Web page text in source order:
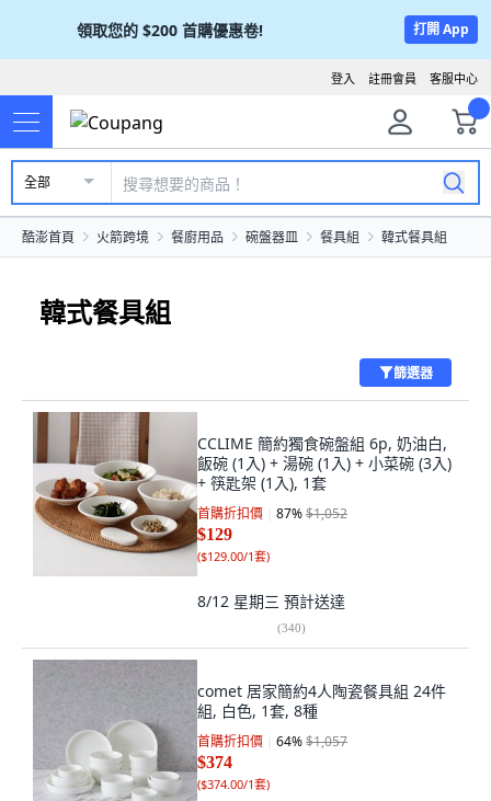
領取您的 $200 首購優惠卷! 打開 App
客服中心
註冊會員
登入
全部
酷澎首頁 火箭跨境 餐廚用品 碗盤器皿 餐具組 韓式餐具組
韓式餐具組
篩選器
CCLIME 簡約獨食碗盤組 6p, 奶油白,
飯碗 (1入) + 湯碗 (1入) + 小菜碗 (3入)
+ 筷匙架 (1入), 1套
首購折扣價 87%$1,052
$129
($129.00/1套)
8/12 星期三 預計送達
(340)
comet 居家簡約4人陶瓷餐具組 24件
組, 白色, 1套, 8種
首購折扣價 64%$1,057
$374
($374.00/1套)